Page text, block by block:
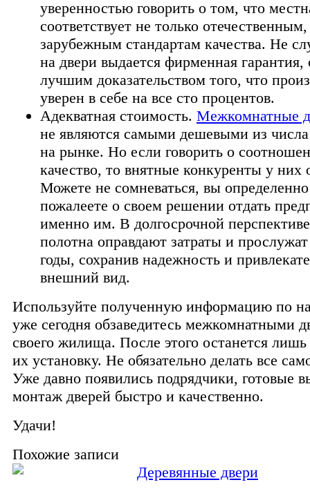
уверенностью говорить о том, что
соответствует не только
зарубежным стандартам качества. Не
на двери выдается фирменная
лучшим доказательством того, что
уверен в себе на все сто процентов.
Адекватная стоимость. Межкомнатные
не являются самыми дешевыми из
на рынке. Но если говорить о
качество, то внятные конкуренты у них
Можете не сомневаться, вы
пожалеете о своем решении отдать
именно им. В долгосрочной
полотна оправдают затраты и
годы, сохранив надежность и
внешний вид.
Используйте полученную информацию по
уже сегодня обзаведитесь межкомнатными
своего жилища. После этого останется лишь
их установку. Не обязательно делать все
Уже давно появились подрядчики, готовые
монтаж дверей быстро и качественно.
Удачи!
Похожие записи
Деревянные двери